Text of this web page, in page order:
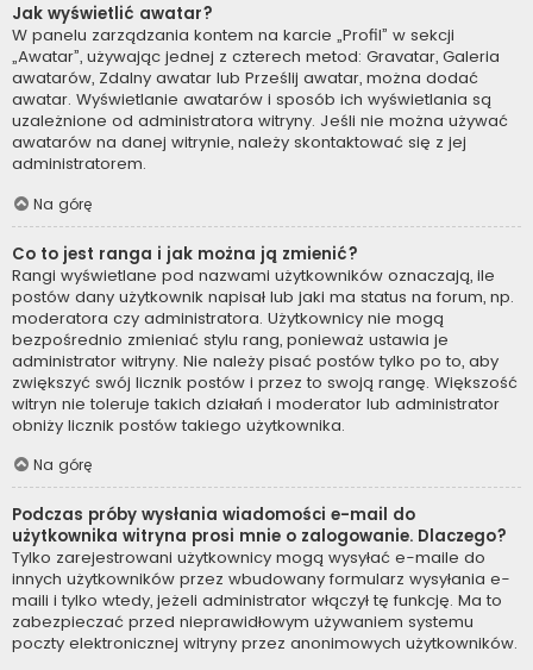
Jak wyświetlić awatar?
W panelu zarządzania kontem na karcie „Profil” w sekcji
„Awatar”, używając jednej z czterech metod: Gravatar, Galeria
awatarów, Zdalny awatar lub Prześlij awatar, można dodać
awatar. Wyświetlanie awatarów i sposób ich wyświetlania są
uzależnione od administratora witryny. Jeśli nie można używać
awatarów na danej witrynie, należy skontaktować się z jej
administratorem.
Na górę
Co to jest ranga i jak można ją zmienić?
Rangi wyświetlane pod nazwami użytkowników oznaczają, ile
postów dany użytkownik napisał lub jaki ma status na forum, np.
moderatora czy administratora. Użytkownicy nie mogą
bezpośrednio zmieniać stylu rang, ponieważ ustawia je
administrator witryny. Nie należy pisać postów tylko po to, aby
zwiększyć swój licznik postów i przez to swoją rangę. Większość
witryn nie toleruje takich działań i moderator lub administrator
obniży licznik postów takiego użytkownika.
Na górę
Podczas próby wysłania wiadomości e-mail do
użytkownika witryna prosi mnie o zalogowanie. Dlaczego?
Tylko zarejestrowani użytkownicy mogą wysyłać e-maile do
innych użytkowników przez wbudowany formularz wysyłania e-
maili i tylko wtedy, jeżeli administrator włączył tę funkcję. Ma to
zabezpieczać przed nieprawidłowym używaniem systemu
poczty elektronicznej witryny przez anonimowych użytkowników.